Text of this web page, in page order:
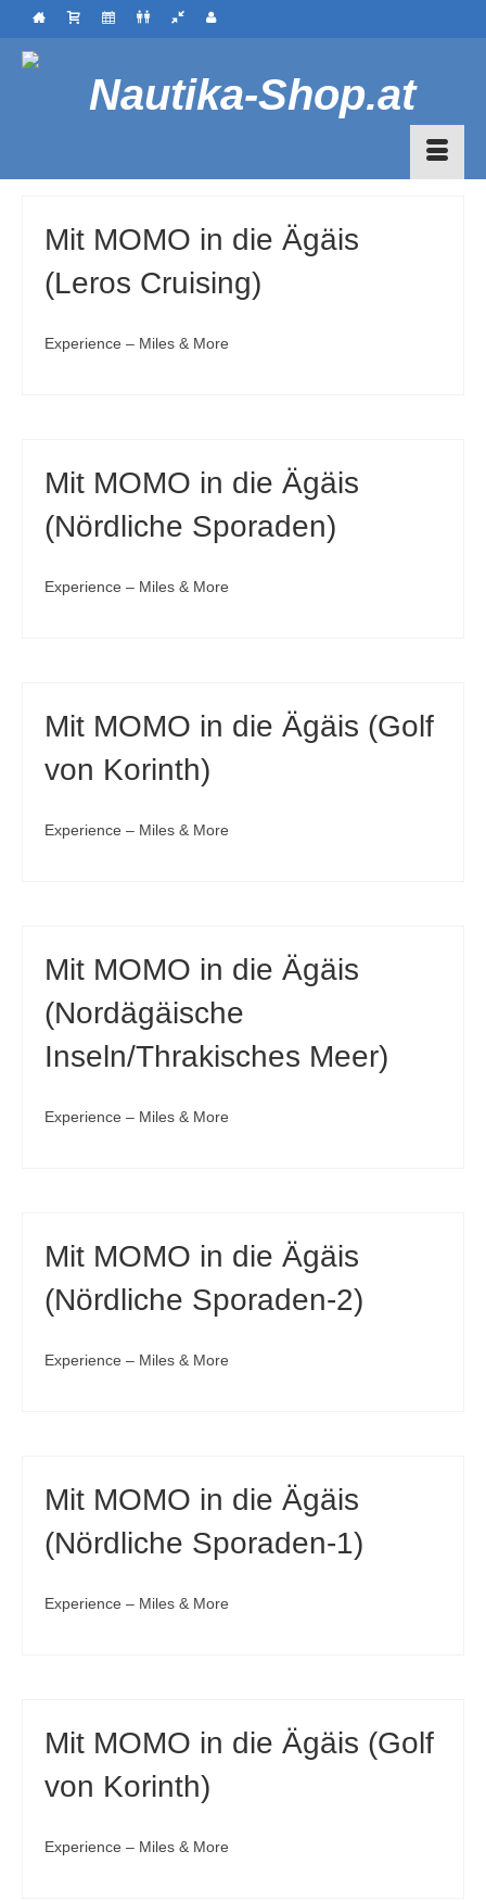
Mit MOMO in die Ägäis
(Leros Cruising)
Experience – Miles & More
Mit MOMO in die Ägäis
(Nördliche Sporaden)
Experience – Miles & More
Mit MOMO in die Ägäis (Golf
von Korinth)
Experience – Miles & More
Mit MOMO in die Ägäis
(Nordägäische
Inseln/Thrakisches Meer)
Experience – Miles & More
Mit MOMO in die Ägäis
(Nördliche Sporaden-2)
Experience – Miles & More
Mit MOMO in die Ägäis
(Nördliche Sporaden-1)
Experience – Miles & More
Mit MOMO in die Ägäis (Golf
von Korinth)
Experience – Miles & More